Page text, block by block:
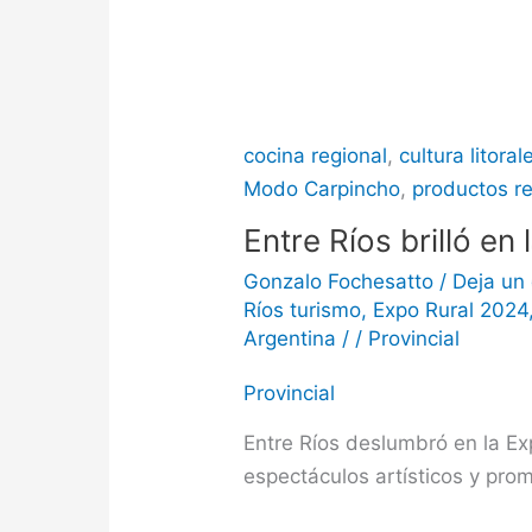
cocina regional,cultura
Modo Carpincho, productos
Entre Ríos brilló en
Gonzalo Fochesatto / Deja
Ríos turismo, Expo Rural 2024
Argentina / / Provincial
Provincial
Entre Ríos deslumbró en la
espectáculos artísticos y